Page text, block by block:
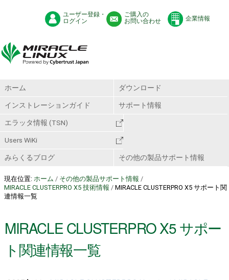
ユーザー登録・
ログイン
ご購入の
お問い合わせ
企業情報
ホーム ダウンロード
インストレーションガイド サポート情報
エラッタ情報 (TSN)
Users WiKi
みらくるブログ その他の製品サポート情報
現在位置: ホーム / その他の製品サポート情報 /
MIRACLE CLUSTERPRO X5 技術情報 / MIRACLE CLUSTERPRO X5 サポート関
連情報一覧
MIRACLE CLUSTERPRO X5 サポー
ト関連情報一覧